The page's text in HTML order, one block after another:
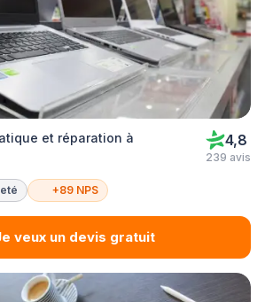
et réparation à
4,8
239 avis
+89 NPS
veux un devis gratuit